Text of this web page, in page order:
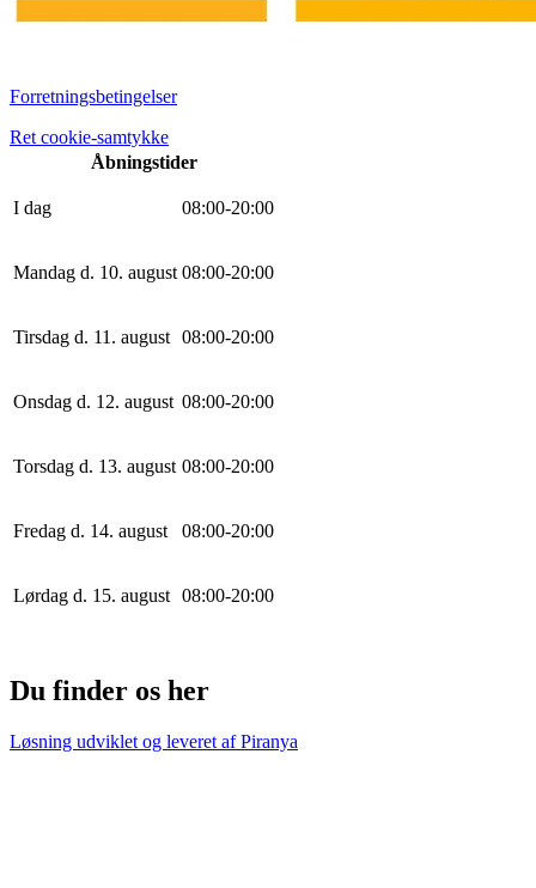
Forretningsbetingelser
Ret cookie-samtykke
Åbningstider
I dag 08:00-20:00
Mandag d. 10. august 08:00-20:00
Tirsdag d. 11. august 08:00-20:00
Onsdag d. 12. august 08:00-20:00
Torsdag d. 13. august 08:00-20:00
Fredag d. 14. august 08:00-20:00
Lørdag d. 15. august 08:00-20:00
Du finder os her
Løsning udviklet og leveret afPiranya